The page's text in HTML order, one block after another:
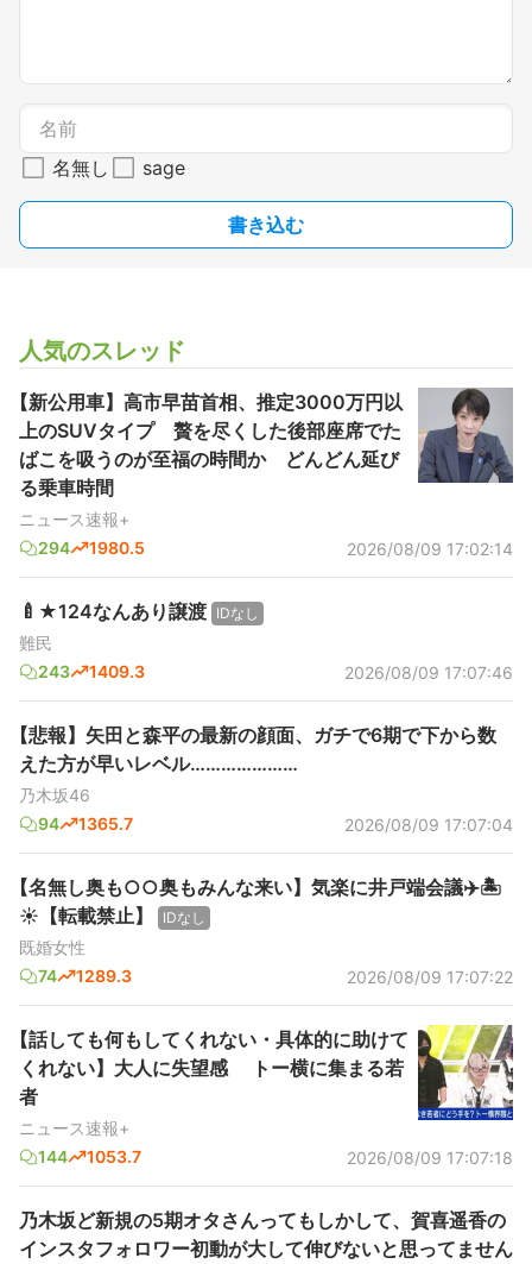
名無し sage
書き込む
人気のスレッド
【新公用車】高市早苗首相、推定3000万円以
上のSUVタイプ 贅を尽くした後部座席でた
ばこを吸うのが至福の時間か どんどん延び
る乗車時間
ニュース速報+
294
1980.5 2026/08/09 17:02:14
🍼★124なんあり譲渡 IDなし
難民
243
1409.3 2026/08/09 17:07:46
【悲報】矢田と森平の最新の顔面、ガチで6期で下から数
えた方が早いレベル…………………
乃木坂46
94
1365.7 2026/08/09 17:07:04
【名無し奥も○○奥もみんな来い】気楽に井戸端会議✈️🏝️
☀【転載禁止】
IDなし
既婚女性
74
1289.3 2026/08/09 17:07:22
【話しても何もしてくれない・具体的に助けて
くれない】大人に失望感 トー横に集まる若
者
ニュース速報+
144
1053.7 2026/08/09 17:07:18
乃木坂ど新規の5期オタさんってもしかして、賀喜遥香の
インスタフォロワー初動が大して伸びないと思ってません